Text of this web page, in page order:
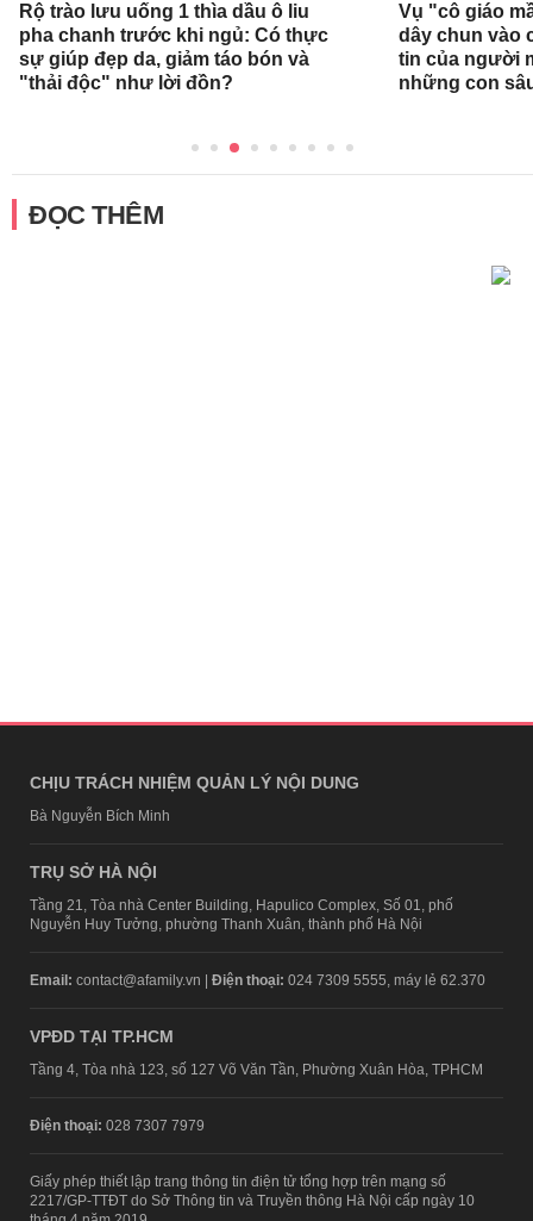
Rộ trào lưu uống 1 thìa dầu ô liu
pha chanh trước khi ngủ: Có thực
sự giúp đẹp da, giảm táo bón và
"thải độc" như lời đồn?
Vụ "cô giáo
dây chun vào
tin của người
những con
ĐỌC THÊM
CHỊU TRÁCH NHIỆM QUẢN LÝ NỘI DUNG
Bà Nguyễn Bích Minh
TRỤ SỞ HÀ NỘI
Tầng 21, Tòa nhà Center Building, Hapulico Complex, Số 01, phố
Nguyễn Huy Tưởng, phường Thanh Xuân, thành phố Hà Nội
Email: contact@afamily.vn | Điện thoại: 024 7309 5555, máy lẻ 62.370
VPĐD TẠI TP.HCM
Tầng 4, Tòa nhà 123, số 127 Võ Văn Tần, Phường Xuân Hòa, TPHCM
Điện thoại: 028 7307 7979
Giấy phép thiết lập trang thông tin điện tử tổng hợp trên mạng số
2217/GP-TTĐT do Sở Thông tin và Truyền thông Hà Nội cấp ngày 10